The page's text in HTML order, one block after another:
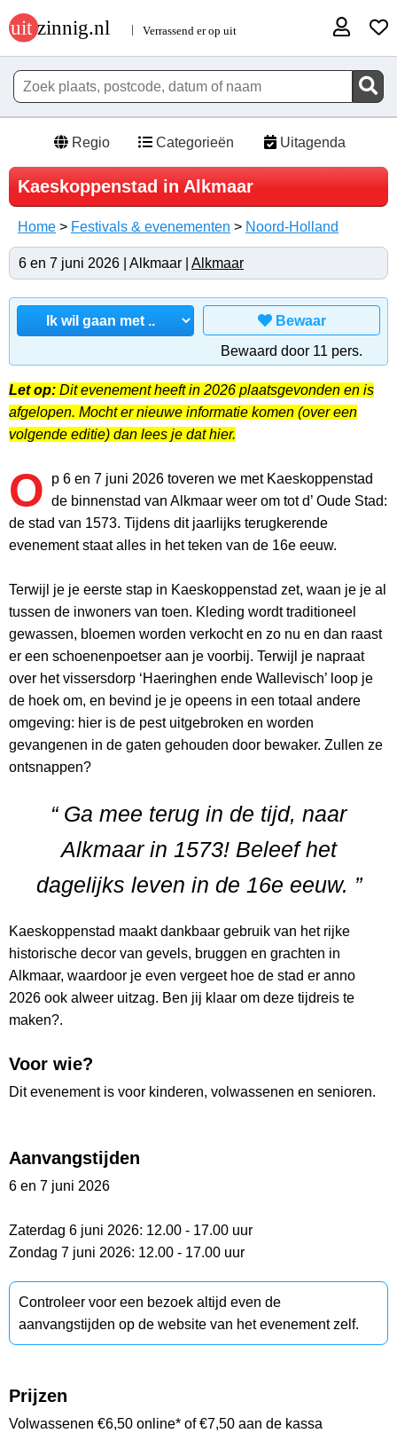
Regio Categorieën Uitagenda
Kaeskoppenstad in Alkmaar
Home > Festivals & evenementen > Noord-Holland
6 en 7 juni 2026 | Alkmaar | Alkmaar
Bewaar
Bewaard door 11 pers.
Let op: Dit evenement heeft in 2026 plaatsgevonden en is
afgelopen. Mocht er nieuwe informatie komen (over een
volgende editie) dan lees je dat hier.
O
p 6 en 7 juni 2026 toveren we met Kaeskoppenstad
de binnenstad van Alkmaar weer om tot d’ Oude Stad:
de stad van 1573. Tijdens dit jaarlijks terugkerende
evenement staat alles in het teken van de 16e eeuw.
Terwijl je je eerste stap in Kaeskoppenstad zet, waan je je al
tussen de inwoners van toen. Kleding wordt traditioneel
gewassen, bloemen worden verkocht en zo nu en dan raast
er een schoenenpoetser aan je voorbij. Terwijl je napraat
over het vissersdorp ‘Haeringhen ende Wallevisch’ loop je
de hoek om, en bevind je je opeens in een totaal andere
omgeving: hier is de pest uitgebroken en worden
gevangenen in de gaten gehouden door bewaker. Zullen ze
ontsnappen?
“ Ga mee terug in de tijd, naar
Alkmaar in 1573! Beleef het
dagelijks leven in de 16e eeuw. ”
Kaeskoppenstad maakt dankbaar gebruik van het rijke
historische decor van gevels, bruggen en grachten in
Alkmaar, waardoor je even vergeet hoe de stad er anno
2026 ook alweer uitzag. Ben jij klaar om deze tijdreis te
maken?.
Voor wie?
Dit evenement is voor kinderen, volwassenen en senioren.
Aanvangstijden
6 en 7 juni 2026
Zaterdag 6 juni 2026: 12.00 - 17.00 uur
Zondag 7 juni 2026: 12.00 - 17.00 uur
Controleer voor een bezoek altijd even de
aanvangstijden op de website van het evenement zelf.
Prijzen
Volwassenen €6,50 online* of €7,50 aan de kassa